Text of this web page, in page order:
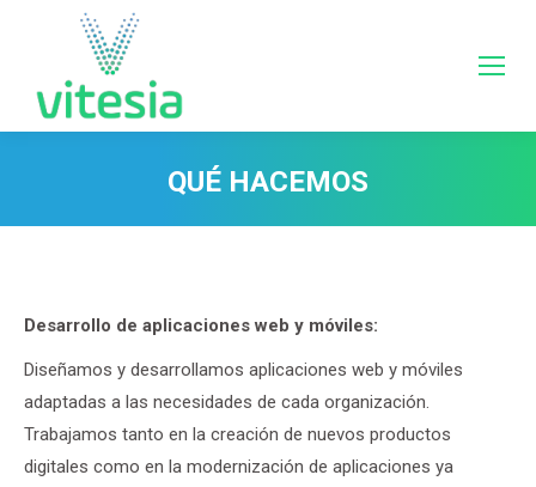
QUÉ HACEMOS
Desarrollo de aplicaciones web y móviles:
Diseñamos y desarrollamos aplicaciones web y móviles
adaptadas a las necesidades de cada organización.
Trabajamos tanto en la creación de nuevos productos
digitales como en la modernización de aplicaciones ya